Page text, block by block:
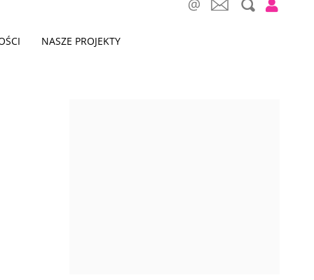
NASZE PROJEKTY